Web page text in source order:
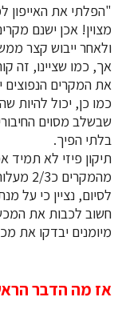
"הפלתי את האייפון
מצוין! אכן ישנם
ולאחר ייבוש קצר
אך, כמו שציינו, זה
את המקרים הנפוצים
שבשלב מסוים
בלתי הפיך.
​​​​​​​תיקון פיזי לא
מהמקרים כ2/3 מעלות המכשיר.
לסיום, נציין כי על
חשוב לכבות את
מיומנים יבדקו את
אז מה הדבר